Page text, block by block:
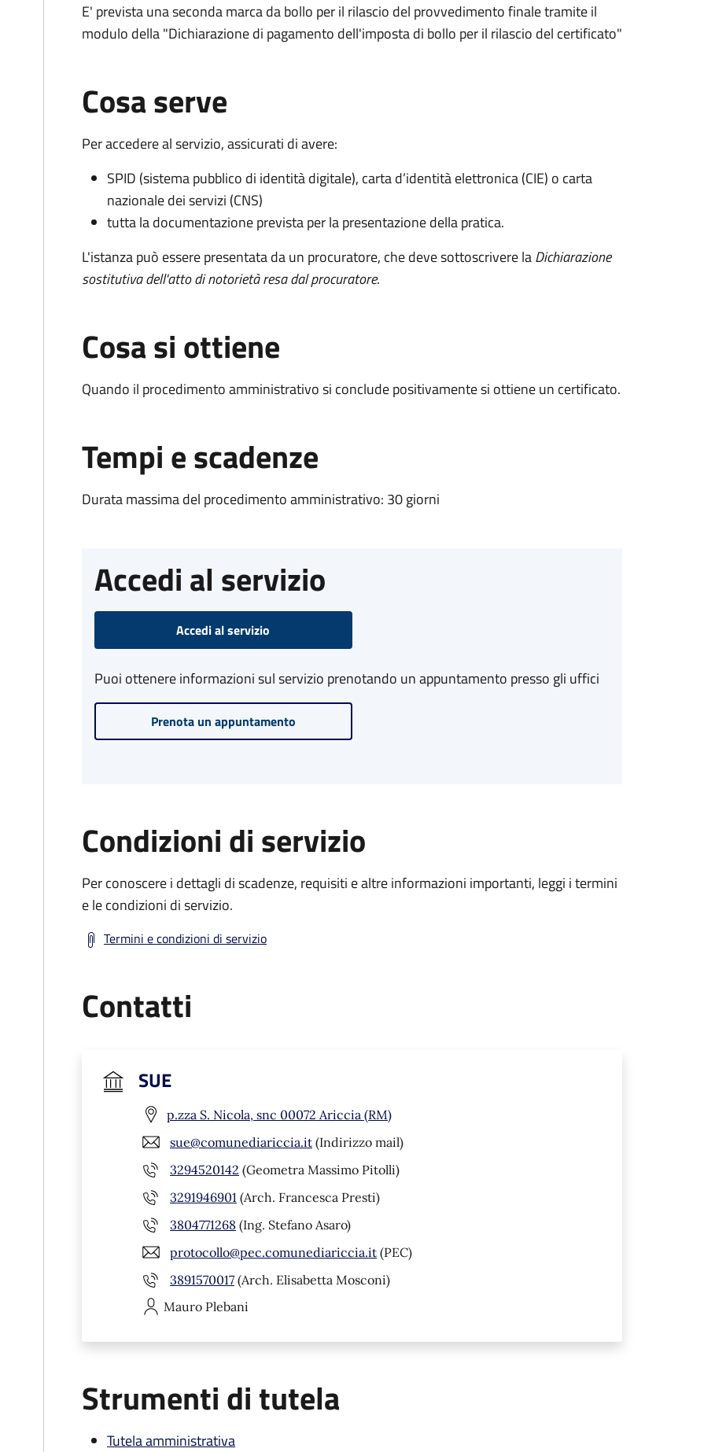
E' prevista una seconda marca da bollo per il rilascio del provvedimento finale tramite il
modulo della "Dichiarazione di pagamento dell'imposta di bollo per il rilascio del certificato"
Cosa serve
Per accedere al servizio, assicurati di avere:
SPID (sistema pubblico di identità digitale), carta d’identità elettronica (CIE) o carta
nazionale dei servizi (CNS)
tutta la documentazione prevista per la presentazione della pratica.
L'istanza può essere presentata da un procuratore, che deve sottoscrivere laDichiarazione
sostitutiva dell'atto di notorietà resa dal procuratore.
Cosa si ottiene
Quando il procedimento amministrativo si conclude positivamente si ottiene un certificato.
Tempi e scadenze
Durata massima del procedimento amministrativo: 30 giorni
Accedi al servizio
Accedi al servizio
Puoi ottenere informazioni sul servizio prenotando un appuntamento presso gli uffici
Prenota un appuntamento
Condizioni di servizio
Per conoscere i dettagli di scadenze, requisiti e altre informazioni importanti, leggi i termini
e le condizioni di servizio.
Termini e condizioni di servizio
Contatti
SUE
p.zza S. Nicola, snc 00072 Ariccia (RM)
sue@comunediariccia.it (Indirizzo mail)
3294520142 (Geometra Massimo Pitolli)
3291946901 (Arch. Francesca Presti)
3804771268 (Ing. Stefano Asaro)
protocollo@pec.comunediariccia.it (PEC)
3891570017 (Arch. Elisabetta Mosconi)
Mauro Plebani
Strumenti di tutela
Tutela amministrativa